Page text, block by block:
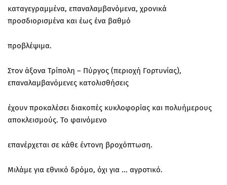
καταγεγραμμένα, επαναλαμβανόμενα, χρονικά
προσδιορισμένα και έως ένα βαθμό
προβλέψιμα.
Στον άξονα Τρίπολη – Πύργος (περιοχή Γορτυνίας),
επαναλαμβανόμενες κατολισθήσεις
έχουν προκαλέσει διακοπές κυκλοφορίας και πολυήμερους
αποκλεισμούς. Το φαινόμενο
επανέρχεται σε κάθε έντονη βροχόπτωση.
Μιλάμε για εθνικό δρόμο, όχι για ... αγροτικό.